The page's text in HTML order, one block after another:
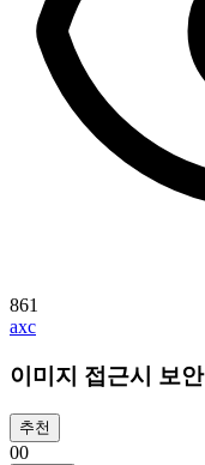
861
axc
이미지 접근시 보안
추천
00